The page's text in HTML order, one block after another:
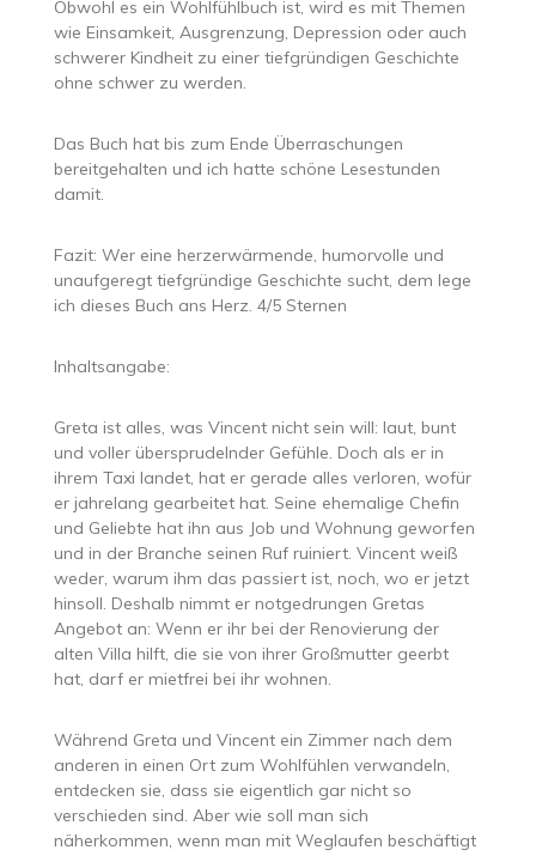
Obwohl es ein Wohlfühlbuch ist, wird es mit Themen
wie Einsamkeit, Ausgrenzung, Depression oder auch
schwerer Kindheit zu einer tiefgründigen Geschichte
ohne schwer zu werden.
Das Buch hat bis zum Ende Überraschungen
bereitgehalten und ich hatte schöne Lesestunden
damit.
Fazit: Wer eine herzerwärmende, humorvolle und
unaufgeregt tiefgründige Geschichte sucht, dem lege
ich dieses Buch ans Herz. 4/5 Sternen
Inhaltsangabe:
Greta ist alles, was Vincent nicht sein will: laut, bunt
und voller übersprudelnder Gefühle. Doch als er in
ihrem Taxi landet, hat er gerade alles verloren, wofür
er jahrelang gearbeitet hat. Seine ehemalige Chefin
und Geliebte hat ihn aus Job und Wohnung geworfen
und in der Branche seinen Ruf ruiniert. Vincent weiß
weder, warum ihm das passiert ist, noch, wo er jetzt
hinsoll. Deshalb nimmt er notgedrungen Gretas
Angebot an: Wenn er ihr bei der Renovierung der
alten Villa hilft, die sie von ihrer Großmutter geerbt
hat, darf er mietfrei bei ihr wohnen.
Während Greta und Vincent ein Zimmer nach dem
anderen in einen Ort zum Wohlfühlen verwandeln,
entdecken sie, dass sie eigentlich gar nicht so
verschieden sind. Aber wie soll man sich
näherkommen, wenn man mit Weglaufen beschäftigt